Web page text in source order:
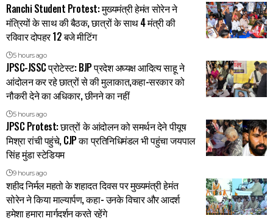
Ranchi Student Protest: मुख्यमंत्री हेमंत सोरेन ने
मंत्रियों के साथ की बैठक, छात्रों के साथ 4 मंत्री की
रविवार दोपहर 12 बजे मीटिंग
5 hours ago
JPSC-JSSC प्रोटेस्ट: BJP प्रदेश अघ्यक्ष आदित्य साहू ने
आंदोलन कर रहे छात्रों से की मुलाकात,कहा-सरकार को
नौकरी देने का अधिकार, छीनने का नहीं
5 hours ago
JPSC Protest: छात्रों के आंदोलन को समर्थन देने पीयूष
मिश्रा रांची पहुंचे, CJP का प्रतिनिधिमंडल भी पहुंचा जयपाल
सिंह मुंडा स्टेडियम
9 hours ago
शहीद निर्मल महतो के शहादत दिवस पर मुख्यमंत्री हेमंत
सोरेन ने किया माल्यार्पण, कहा- उनके विचार और आदर्श
हमेशा हमारा मार्गदर्शन करते रहेंगे